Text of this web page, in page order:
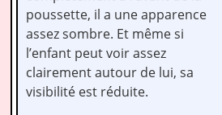
poussette, il a une apparence
assez sombre. Et même si
l’enfant peut voir assez
clairement autour de lui, sa
visibilité est réduite.